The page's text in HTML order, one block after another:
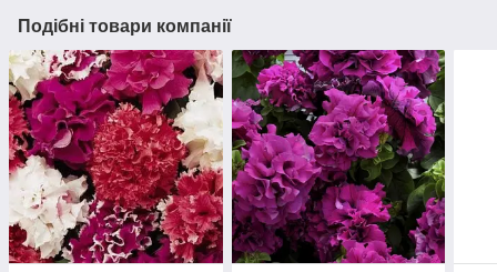
Подібні товари компанії